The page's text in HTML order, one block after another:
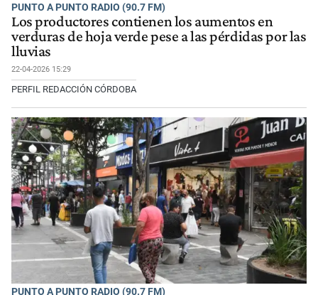
PUNTO A PUNTO RADIO (90.7 FM)
Los productores contienen los aumentos en
verduras de hoja verde pese a las pérdidas por las
lluvias
22-04-2026 15:29
PERFIL REDACCIÓN CÓRDOBA
PUNTO A PUNTO RADIO (90.7 FM)